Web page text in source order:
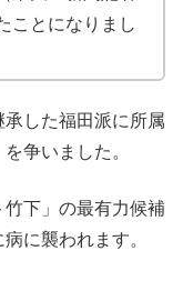
ことになりまし
した福田派に所属
争いました。
下」の最有力候補
に襲われます。